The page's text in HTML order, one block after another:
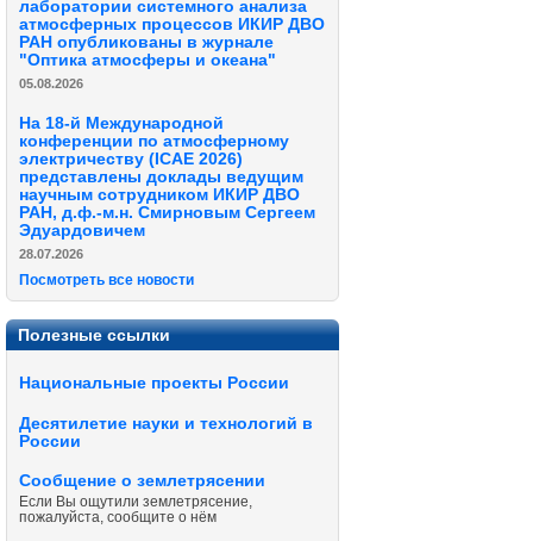
лаборатории системного анализа
атмосферных процессов ИКИР ДВО
РАН опубликованы в журнале
"Оптика атмосферы и океана"
05.08.2026
На 18-й Международной
конференции по атмосферному
электричеству (ICAE 2026)
представлены доклады ведущим
научным сотрудником ИКИР ДВО
РАН, д.ф.-м.н. Смирновым Сергеем
Эдуардовичем
28.07.2026
Посмотреть все новости
Полезные ссылки
Национальные проекты России
Десятилетие науки и технологий в
России
Сообщение о землетрясении
Если Вы ощутили землетрясение,
пожалуйста, сообщите о нём